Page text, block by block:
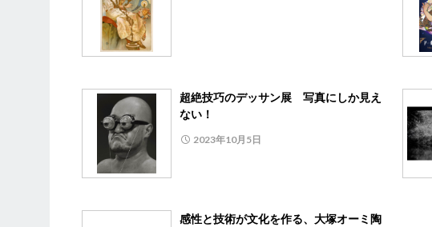
超絶技巧のデッサン展 写真にしか見え
ない！
2023年10月5日
感性と技術が文化を作る、大塚オーミ陶